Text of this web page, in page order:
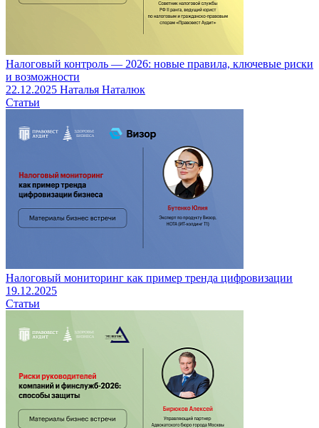
Налоговый контроль — 2026: новые правила, ключевые риски
и возможности
22.12.2025 Наталья Наталюк
Статьи
Налоговый мониторинг как пример тренда цифровизации
19.12.2025
Статьи